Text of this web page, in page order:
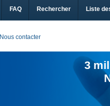
FAQ Rechercher Liste
Nous contacter
3